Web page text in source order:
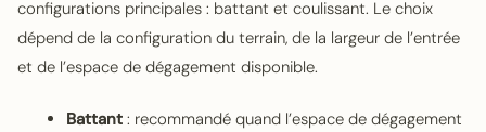
configurations principales : battant et coulissant. Le choix
dépend de la configuration du terrain, de la largeur de l’entrée
et de l’espace de dégagement disponible.
Battant: recommandé quand l’espace de dégagement